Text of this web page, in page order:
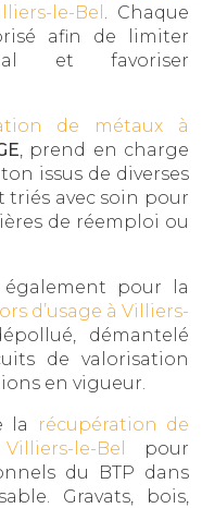
le-Bel . Chaque
afin de limiter
et favoriser
de métaux à
, prend en charge
issus de diverses
triés avec soin pour
de réemploi ou
pour la
d’usage à Villiers-
démantelé
de valorisation
en vigueur.
la
récupération de
le-Bel
pour
du BTP dans
Gravats, bois,